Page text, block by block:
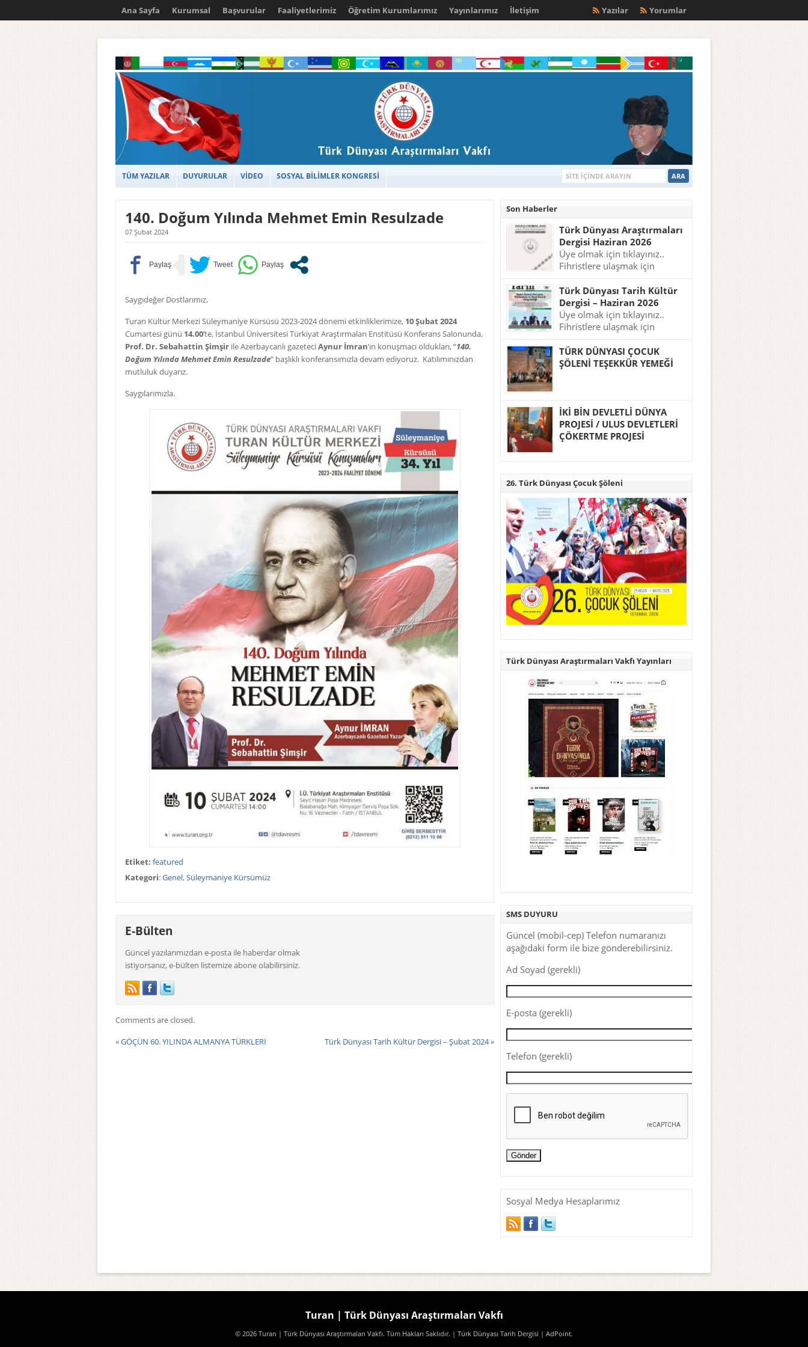
Ana Sayfa Kurumsal Başvurular Faaliyetlerimiz Öğretim Kurumlarımız Yayınlarımız İletişim Yorumlar
Yazılar
TÜM YAZILAR DUYURULAR VİDEO SOSYAL BİLİMLER KONGRESİ
140. Doğum Yılında Mehmet Emin Resulzade
07 Şubat 2024
Saygıdeğer Dostlarımız,
Turan Kültür Merkezi Süleymaniye Kürsüsü 2023-2024 dönemi etkinliklerimize, 10 Şubat 2024
Cumartesi günü 14.00’te, İstanbul Üniversitesi Türkiyat Araştırmaları Enstitüsü Konferans Salonunda,
Prof. Dr. Sebahattin Şimşir ile Azerbaycanlı gazeteciAynur İmran’ın konuşmacı oldukları, “140.
Doğum Yılında Mehmet Emin Resulzade” başlıklı konferansımızla devam ediyoruz. Katılımınızdan
mutluluk duyarız.
Saygılarımızla.
Etiket: featured
Kategori:Genel,Süleymaniye Kürsümüz
E-Bülten
Güncel yazılarımızdan e-posta ile haberdar olmak
istiyorsanız, e-bülten listemize abone olabilirsiniz.
Comments are closed.
«GÖÇÜN 60. YILINDA ALMANYA TÜRKLERİ Türk Dünyası Tarih Kültür Dergisi – Şubat 2024»
Son Haberler
Türk Dünyası Araştırmaları
Dergisi Haziran 2026
Üye olmak için tıklayınız..
Fihristlere ulaşmak için
Türk Dünyası Tarih Kültür
Dergisi – Haziran 2026
Üye olmak için tıklayınız..
Fihristlere ulaşmak için
TÜRK DÜNYASI ÇOCUK
ŞÖLENİ TEŞEKKÜR YEMEĞİ
İKİ BİN DEVLETLİ DÜNYA
PROJESİ / ULUS DEVLETLERİ
ÇÖKERTME PROJESİ
26. Türk Dünyası Çocuk Şöleni
Türk Dünyası Araştırmaları Vakfı Yayınları
SMS DUYURU
Güncel (mobil-cep) Telefon numaranızı
aşağıdaki form ile bize gönderebilirsiniz.
Ad Soyad (gerekli)
E-posta (gerekli)
Telefon (gerekli)
Sosyal Medya Hesaplarımız
Turan | Türk Dünyası Araştırmaları Vakfı
© 2026 Turan | Türk Dünyası Araştırmaları Vakfı. Tüm Hakları Saklıdır. | Türk Dünyası Tarih Dergisi | AdPoint.